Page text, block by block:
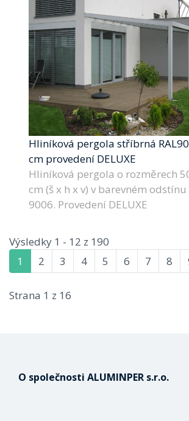
Hliníková pergola stříbrná
cm provedení DELUXE
Hliníková pergola o rozměrech
cm (š x h x v) v barevném
9006. Provedení DELUXE
Výsledky 1 - 12 z 190
1
2 3 4 5 6 7 8
Strana 1 z 16
O společnosti ALUMINPER s.r.o.